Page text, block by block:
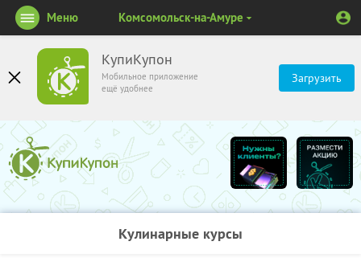
КупиКупон
Мобильное приложение
ещё удобнее
Загрузить
Меню Комсомольск-на-Амуре
Кулинарные курсы